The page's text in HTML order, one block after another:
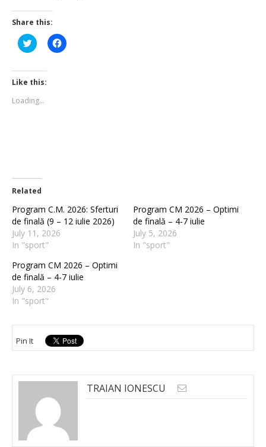
Share this:
Click
to
Twitter
(Opens
in
window)
Click
to
Like this:
Loading...
Related
Program C.M. 2026: Sferturi
de finală (9 – 12 iulie 2026)
July 11, 2026
In "sport"
Program CM 2026 – Optimi
de finală – 4-7 iulie
July 5, 2026
In "sport"
Program CM 2026 – Optimi
de finală – 4-7 iulie
July 6, 2026
In "sport"
Pin It
TRAIAN IONESCU